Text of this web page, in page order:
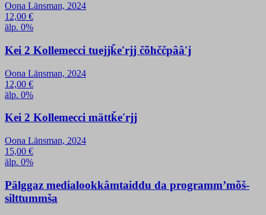
Oona Länsman, 2024
12,00 €
älp. 0%
Kei 2 Kollemecci tuejjǩeʹrjj čõhččpââʹj
Oona Länsman, 2024
12,00 €
älp. 0%
Kei 2 Kollemecci mättǩeʹrjj
Oona Länsman, 2024
15,00 €
älp. 0%
Pälggaz medialookkâmtaiddu da programmʼmõš-
silttummša